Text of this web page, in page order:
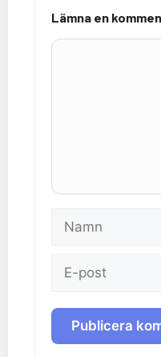
Lämna en
Kommentar
Namn